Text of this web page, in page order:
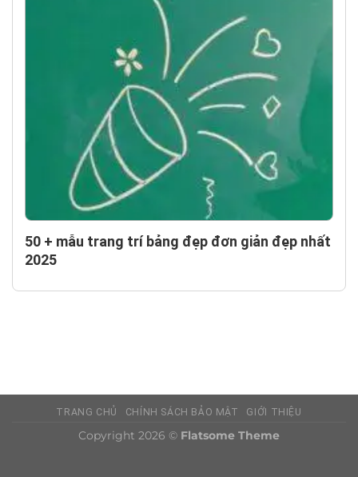
50 + mẫu trang trí bảng đẹp đơn giản đẹp nhất
2025
TRANG CHỦ CHÍNH SÁCH BẢO MẬT GIỚI THIỆU
Copyright 2026 © Flatsome Theme